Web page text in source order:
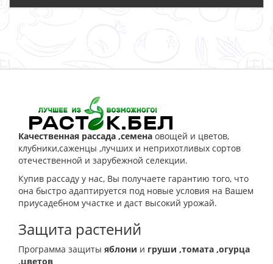
Качественная рассада ,семена овощей и цветов,
клубники,саженцы ,лучших и неприхотливых сортов
отечественной и зарубежной селекции.
Купив рассаду у нас, Вы получаете гарантию того, что
она быстро адаптируется под новые условия на Вашем
приусадебном участке и даст высокий урожай.
Защита растений
Программа защиты яблони и груши ,томата ,огурца
,цветов